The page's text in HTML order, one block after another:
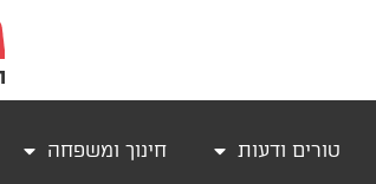
טורים ודעות חינוך ומשפחה